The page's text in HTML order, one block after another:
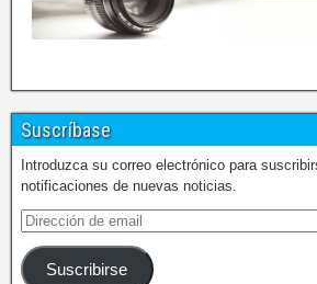
Suscríbase
Introduzca su correo electrónico para
notificaciones de nuevas noticias.
Suscribirse